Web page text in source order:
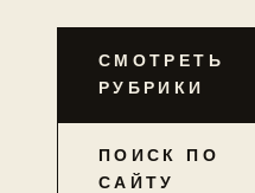
СМОТРЕТЬ
РУБРИКИ
ПОИСК ПО
САЙТУ